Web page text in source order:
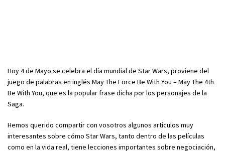
Hoy 4 de Mayo se celebra el día mundial de Star Wars, proviene del
juego de palabras en inglés May The Force Be With You – May The 4th
Be With You, que es la popular frase dicha por los personajes de la
Saga.
Hemos querido compartir con vosotros algunos artículos muy
interesantes sobre cómo Star Wars, tanto dentro de las películas
como en la vida real, tiene lecciones importantes sobre negociación,